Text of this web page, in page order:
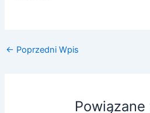
← Poprzedni Wpis